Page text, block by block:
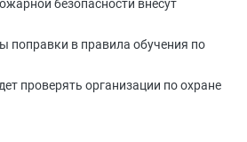
безопасности внесут
поправки в правила обучения по
проверять организации по охране